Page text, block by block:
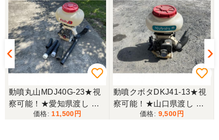
東京都／yuikanoa
いろいろな質問にもすぐに答えていただき 引き取り
時にも親切な対応をありがとうございました。又機
会があれば宜しくお願いします。ありがとうござい
ます。
エンジンが一発でかかり嬉しかったです。
動噴丸山MDJ40G-23★視
察可能！★愛知県渡し 丸
山 噴霧器 MDJ40G-23 背
11,500
動噴クボタDKJ41-13★視
察可能！★山口県渡し ク
ボタ 背負動噴 DKJ41-13
9,500